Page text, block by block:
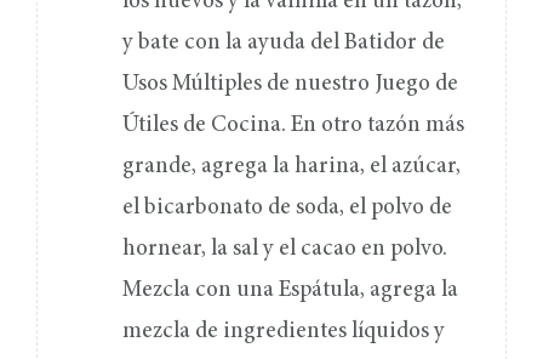
y bate con la ayuda del Batidor de
Usos Múltiples de nuestro Juego de
Útiles de Cocina. En otro tazón más
grande, agrega la harina, el azúcar,
el bicarbonato de soda, el polvo de
hornear, la sal y el cacao en polvo.
Mezcla con una Espátula, agrega la
mezcla de ingredientes líquidos y